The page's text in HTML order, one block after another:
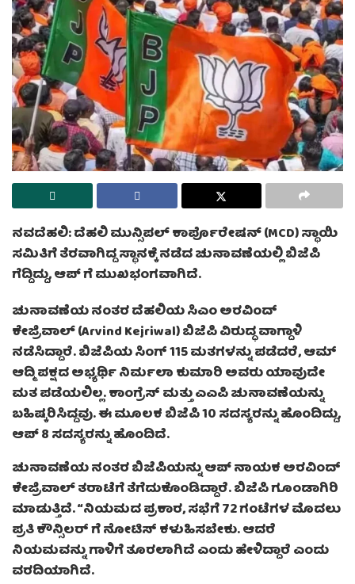
ನವದೆಹಲಿ: ದೆಹಲಿ ಮುನ್ಸಿಪಲ್ ಕಾರ್ಪೊರೇಷನ್ (MCD) ಸ್ಥಾಯಿ
ಸಮಿತಿಗೆ ತೆರವಾಗಿದ್ದ ಸ್ಥಾನಕ್ಕೆ ನಡೆದ ಚುನಾವಣೆಯಲ್ಲಿ ಬಿಜೆಪಿ
ಗೆದ್ದಿದ್ದು, ಆಪ್ ಗೆ ಮುಖಭಂಗವಾಗಿದೆ.
ಚುನಾವಣೆಯ ನಂತರ ದೆಹಲಿಯ ಸಿಎಂ ಅರವಿಂದ್
ಕೇಜ್ರಿವಾಲ್ (Arvind Kejriwal) ಬಿಜೆಪಿ ವಿರುದ್ಧ ವಾಗ್ದಾಳಿ
ನಡೆಸಿದ್ದಾರೆ. ಬಿಜೆಪಿಯ ಸಿಂಗ್ 115 ಮತಗಳನ್ನು ಪಡೆದರೆ, ಆಮ್
ಆದ್ಮಿ ಪಕ್ಷದ ಅಭ್ಯರ್ಥಿ ನಿರ್ಮಲಾ ಕುಮಾರಿ ಅವರು ಯಾವುದೇ
ಮತ ಪಡೆಯಲಿಲ್ಲ. ಕಾಂಗ್ರೆಸ್ ಮತ್ತು ಎಎಪಿ ಚುನಾವಣೆಯನ್ನು
ಬಹಿಷ್ಕರಿಸಿದ್ದವು. ಈ ಮೂಲಕ ಬಿಜೆಪಿ 10 ಸದಸ್ಯರನ್ನು ಹೊಂದಿದ್ದು,
ಆಪ್ 8 ಸದಸ್ಯರನ್ನು ಹೊಂದಿದೆ.
ಚುನಾವಣೆಯ ನಂತರ ಬಿಜೆಪಿಯನ್ನು ಆಪ್ ನಾಯಕ ಅರವಿಂದ್
ಕೇಜ್ರಿವಾಲ್ ತರಾಟೆಗೆ ತೆಗೆದುಕೊಂಡಿದ್ದಾರೆ. ಬಿಜೆಪಿ ಗೂಂಡಾಗಿರಿ
ಮಾಡುತ್ತಿದೆ. “ನಿಯಮದ ಪ್ರಕಾರ, ಸಭೆಗೆ 72 ಗಂಟೆಗಳ ಮೊದಲು
ಪ್ರತಿ ಕೌನ್ಸಿಲರ್‌ ಗೆ ನೋಟಿಸ್ ಕಳುಹಿಸಬೇಕು. ಆದರೆ
ನಿಯಮವನ್ನು ಗಾಳಿಗೆ ತೂರಲಾಗಿದೆ ಎಂದು ಹೇಳಿದ್ದಾರೆ ಎಂದು
ವರದಿಯಾಗಿದೆ.